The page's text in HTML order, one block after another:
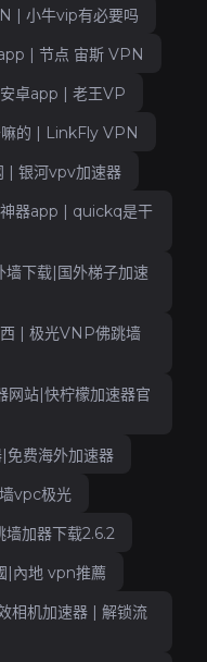
| 小牛vip有必要吗
| 节点 宙斯 VPN
卓app | 老王VP
嘛的 | LinkFly VPN
| 银河vpv加速器
器app | quickq是干
墙下载|国外梯子加速
| 极光VNP佛跳墙
站|快柠檬加速器官
免费海外加速器
vpc极光
加器下载2.6.2
|內地 vpn推薦
相机加速器 | 解锁流